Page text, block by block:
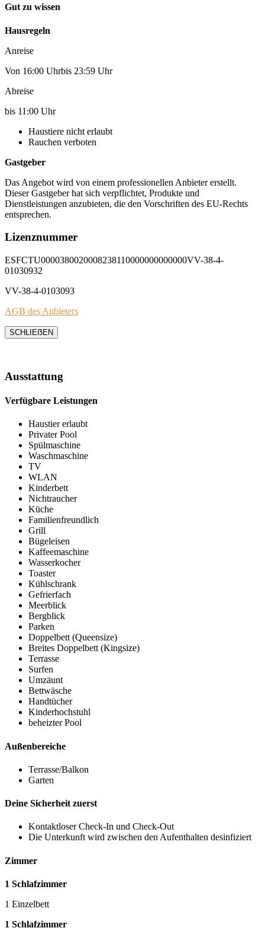
Gut zu wissen
Hausregeln
Anreise
Von 16:00 Uhrbis 23:59 Uhr
Abreise
bis 11:00 Uhr
Haustiere nicht erlaubt
Rauchen verboten
Gastgeber
Das Angebot wird von einem professionellen Anbieter erstellt.
Dieser Gastgeber hat sich verpflichtet, Produkte und
Dienstleistungen anzubieten, die den Vorschriften des EU-Rechts
entsprechen.
Lizenznummer
ESFCTU0000380020008238110000000000000VV-38-4-
01030932
VV-38-4-0103093
AGB des Anbieters
SCHLIEẞEN
Ausstattung
Verfügbare Leistungen
Haustier erlaubt
Privater Pool
Spülmaschine
Waschmaschine
TV
WLAN
Kinderbett
Nichtraucher
Küche
Familienfreundlich
Grill
Bügeleisen
Kaffeemaschine
Wasserkocher
Toaster
Kühlschrank
Gefrierfach
Meerblick
Bergblick
Parken
Doppelbett (Queensize)
Breites Doppelbett (Kingsize)
Terrasse
Surfen
Umzäunt
Bettwäsche
Handtücher
Kinderhochstuhl
beheizter Pool
Außenbereiche
Terrasse/Balkon
Garten
Deine Sicherheit zuerst
Kontaktloser Check-In und Check-Out
Die Unterkunft wird zwischen den Aufenthalten desinfiziert
Zimmer
1 Schlafzimmer
1 Einzelbett
1 Schlafzimmer